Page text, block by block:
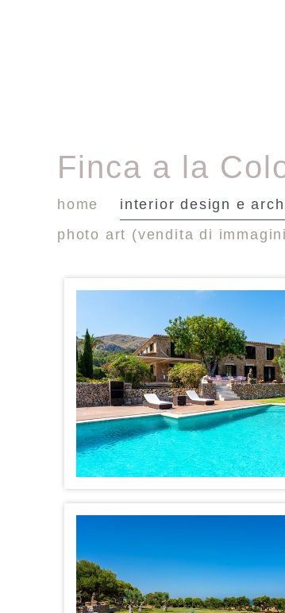
Finca a la
home interior design e
photo art (vendita di